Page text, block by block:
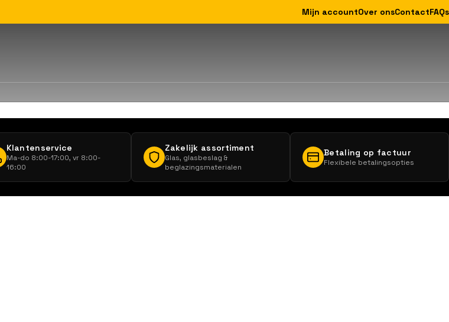
Mijn accountOver onsContactFAQs
Klantenservice
Ma-do 8:00-17:00, vr 8:00-
16:00
Zakelijk assortiment
Glas, glasbeslag &
beglazingsmaterialen
Betaling op factuur
Flexibele betalingsopties